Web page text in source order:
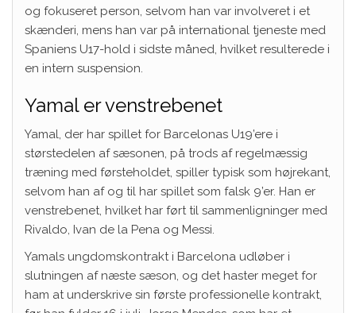
og fokuseret person, selvom han var involveret i et
skænderi, mens han var på international tjeneste med
Spaniens U17-hold i sidste måned, hvilket resulterede i
en intern suspension.
Yamal er venstrebenet
Yamal, der har spillet for Barcelonas U19’ere i
størstedelen af ​​sæsonen, på trods af regelmæssig
træning med førsteholdet, spiller typisk som højrekant,
selvom han af og til har spillet som falsk 9’er. Han er
venstrebenet, hvilket har ført til sammenligninger med
Rivaldo, Ivan de la Pena og Messi.
Yamals ungdomskontrakt i Barcelona udløber i
slutningen af ​​næste sæson, og det haster meget for
ham at underskrive sin første professionelle kontrakt,